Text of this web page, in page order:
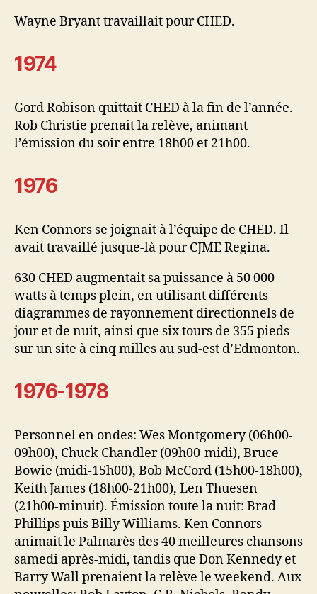
Wayne Bryant travaillait pour CHED.
1974
Gord Robison quittait CHED à la fin de l’année.
Rob Christie prenait la relève, animant
l’émission du soir entre 18h00 et 21h00.
1976
Ken Connors se joignait à l’équipe de CHED. Il
avait travaillé jusque-là pour CJME Regina.
630 CHED augmentait sa puissance à 50 000
watts à temps plein, en utilisant différents
diagrammes de rayonnement directionnels de
jour et de nuit, ainsi que six tours de 355 pieds
sur un site à cinq milles au sud-est d’Edmonton.
1976-1978
Personnel en ondes: Wes Montgomery (06h00-
09h00), Chuck Chandler (09h00-midi), Bruce
Bowie (midi-15h00), Bob McCord (15h00-18h00),
Keith James (18h00-21h00), Len Thuesen
(21h00-minuit). Émission toute la nuit: Brad
Phillips puis Billy Williams. Ken Connors
animait le Palmarès des 40 meilleures chansons
samedi après-midi, tandis que Don Kennedy et
Barry Wall prenaient la relève le weekend. Aux